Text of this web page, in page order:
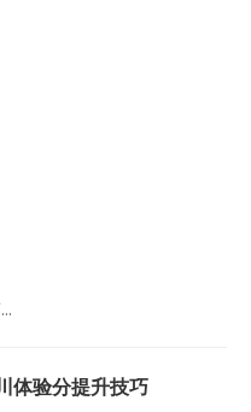
体验分提升技巧